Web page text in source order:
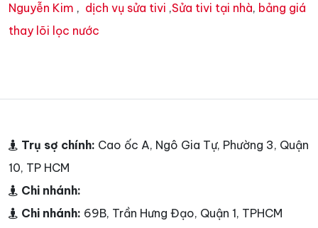
Nguyễn Kim , dịch vụ sửa tivi ,Sửa tivi tại nhà, bảng giá
thay lõi lọc nước
Trụ sợ chính: Cao ốc A, Ngô Gia Tự, Phường 3, Quận
10, TP HCM
Chi nhánh:
Chi nhánh: 69B, Trần Hưng Đạo, Quận 1, TPHCM